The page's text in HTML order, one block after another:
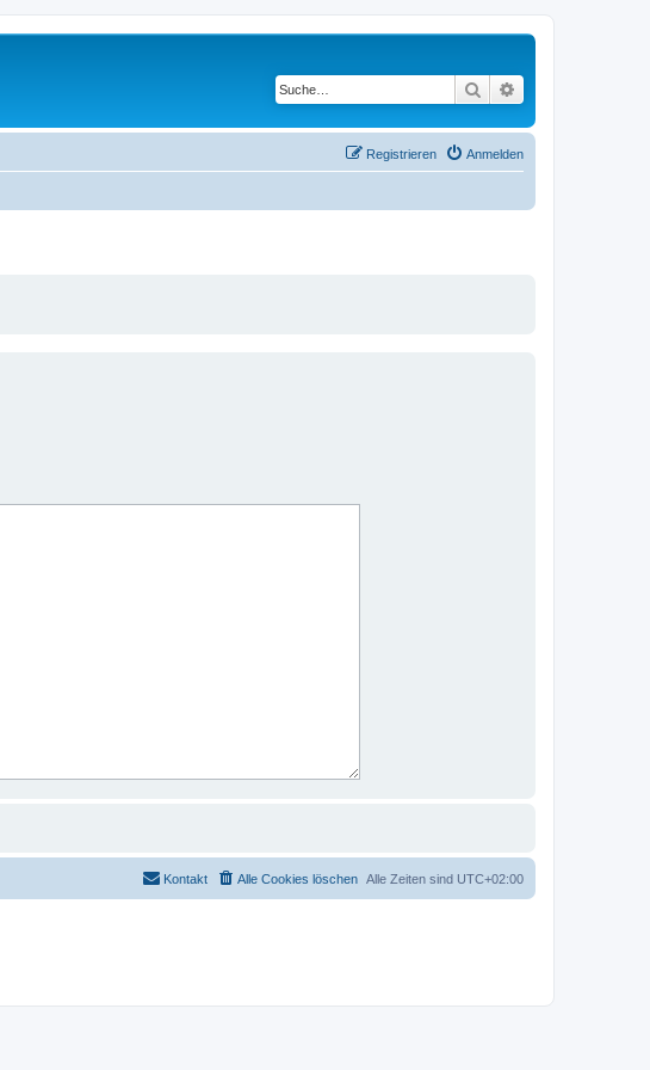
Suche
Anmelden
Registrieren
Alle Zeiten sind UTC+02:00
Alle Cookies löschen
Kontakt